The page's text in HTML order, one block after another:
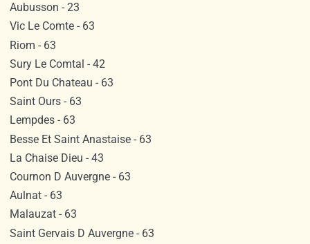
Aubusson - 23
Vic Le Comte - 63
Riom - 63
Sury Le Comtal - 42
Pont Du Chateau - 63
Saint Ours - 63
Lempdes - 63
Besse Et Saint Anastaise - 63
La Chaise Dieu - 43
Cournon D Auvergne - 63
Aulnat - 63
Malauzat - 63
Saint Gervais D Auvergne - 63